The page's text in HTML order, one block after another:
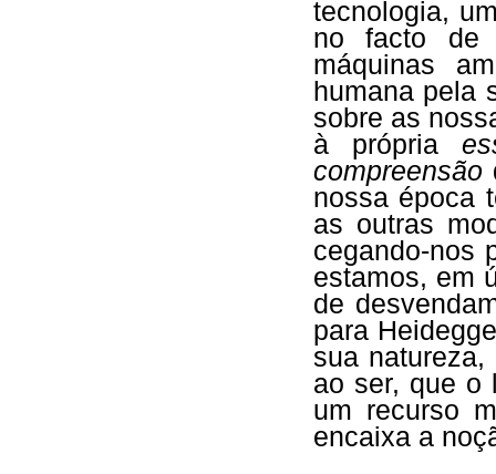
tecnologia,
no facto de
máquinas
humana pela
sobre as
à própria
compreensão
nossa época
as outras
cegando-nos
estamos, em
de
para
sua
ao ser, que o
um recurso
encaixa a